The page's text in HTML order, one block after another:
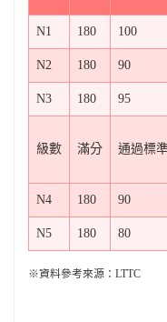
N1 180 100
N2 180 90
N3 180 95
級數 滿分 通過標
N4 180 90
N5 180 80
※資料參考來源：LTTC